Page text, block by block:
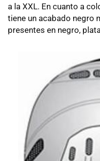
a la XXL. En cuanto a
tiene un acabado negro
presentes en negro,